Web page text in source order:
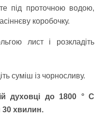
під проточною водою,
коробочку.
лист і розкладіть
суміш із чорносливу.
духовці до 1800 ° С
30 хвилин.